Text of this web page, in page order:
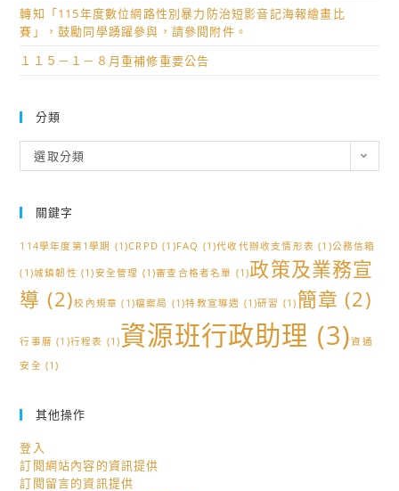
轉知「115年度數位網路性別暴力防治短影音記海報繪畫比
賽」，鼓勵同學踴躍參與，請參閱附件。
１１５－１－８月重補修重要公告
分類
類
選取分類
關鍵字
114學年度第1學期 (1)CRPD (1)FAQ (1)代收代辦收支情形表 (1)公務信箱
(1)城鎮韌性 (1)安全管理 (1)審查合格者名單 (1)政策及業務宣
導 (2)校內規章 (1)檔案局 (1)特教宣導週 (1)研習 (1) 簡章 (2)
行事曆 (1)行程表 (1)資源班行政助理 (3)資通
安全 (1)
其他操作
登入
訂閱網站內容的資訊提供
訂閱留言的資訊提供